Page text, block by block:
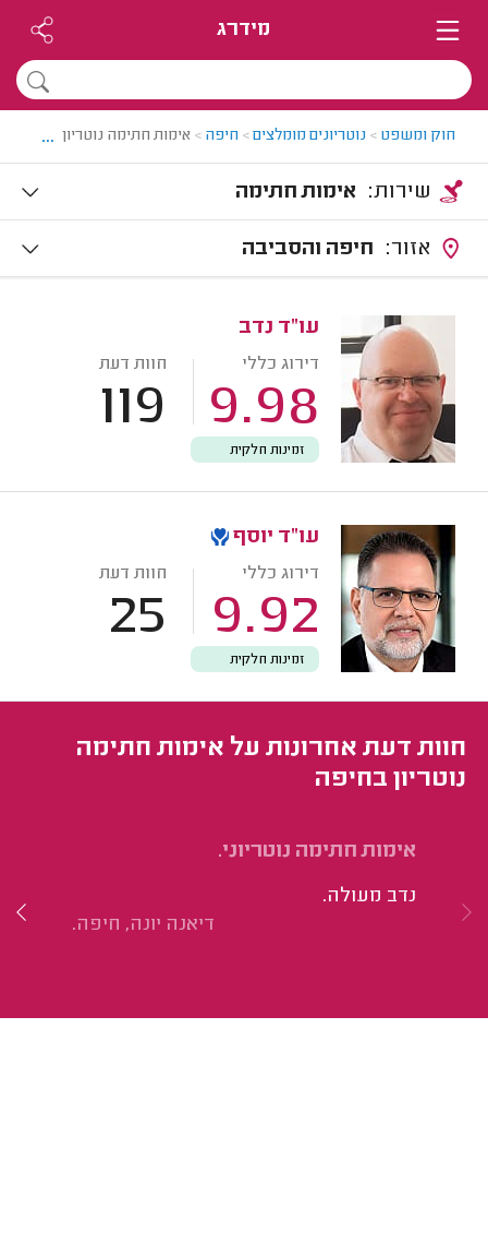
מידרג
חוק ומשפט > נוטריונים מומלצים> חיפה > אימות חתימה נוטריון בחיפה
...
אימות חתימה
חיפה והסביבה
עו"ד נדב
דירוג כללי
9.98
חוות דעת
119
זמינות חלקית
עו"ד יוסף
דירוג כללי
9.92
חוות דעת
25
זמינות חלקית
חוות דעת אחרונות על אימות חתימה
נוטריון בחיפה
אימות חתימה נוטריוני.
נדב מעולה.
דיאנה יונה, חיפה.